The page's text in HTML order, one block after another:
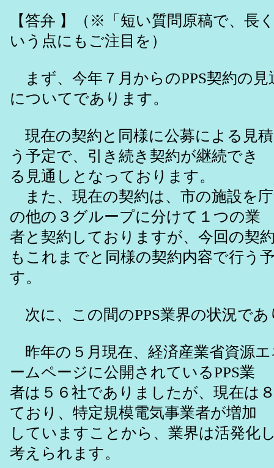
【答弁 】（※「短い質問原稿で、長
いう点にもご注目を）
まず、今年７月からのPPS契約の見
についてであります。
現在の契約と同様に公募による見
う予定で、引き続き契約が継続でき
る見通しとなっております。
また、現在の契約は、市の施設を
の他の３グループに分けて１つの業
者と契約しておりますが、今回の契
もこれまでと同様の契約内容で行う
す。
次に、この間のPPS業界の状況であ
昨年の５月現在、経済産業省資源
ームページに公開されているPPS業
者は５６社でありましたが、現在は
ており、特定規模電気事業者が増加
していますことから、業界は活発化
考えられます。